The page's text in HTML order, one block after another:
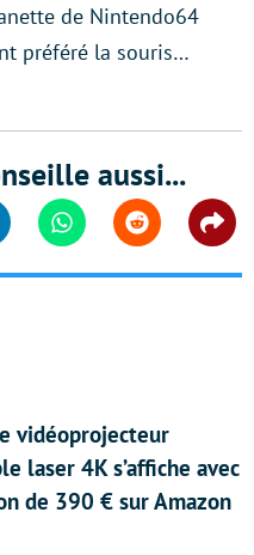
de Nintendo64
préféré la souris…
aussi...
WhatsappReddit
vidéoprojecteur
laser 4K s’affiche avec
de 390 € sur Amazon